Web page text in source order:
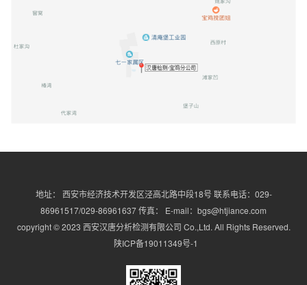
地址： 西安市经济技术开发区泾高北路中段18号 联系电话：029-
86961517/029-86961637 传真： E-mail：bgs@htjiance.com
copyright © 2023 西安汉唐分析检测有限公司 Co.,Ltd. All Rights Reserved.
陕ICP备19011349号-1